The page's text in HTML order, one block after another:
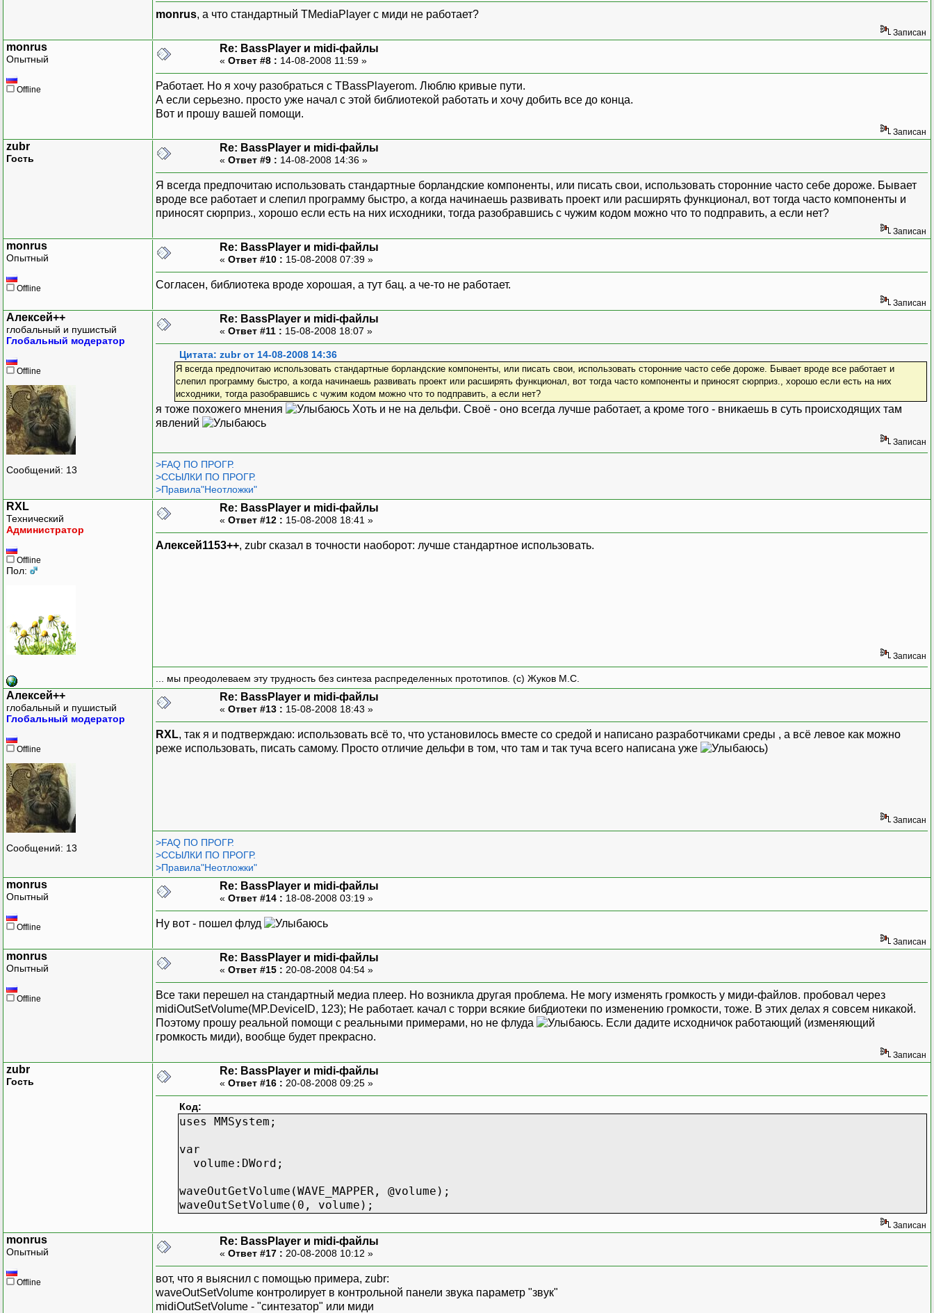
monrus, а что стандартный TMediaPlayer с миди не работает?
Записан
monrus
Опытный
Offline
Re: BassPlayer и midi-файлы
« Ответ #8 : 14-08-2008 11:59 »
Работает. Но я хочу разобраться с TBassPlayerom. Люблю кривые пути.
А если серьезно. просто уже начал с этой библиотекой работать и хочу добить все до конца.
Вот и прошу вашей помощи.
Записан
zubr
Гость
Re: BassPlayer и midi-файлы
« Ответ #9 : 14-08-2008 14:36 »
Я всегда предпочитаю использовать стандартные борландские компоненты, или писать свои, использовать сторонние часто себе дороже. Бывает
вроде все работает и слепил программу быстро, а когда начинаешь развивать проект или расширять функционал, вот тогда часто компоненты и
приносят сюрприз., хорошо если есть на них исходники, тогда разобравшись с чужим кодом можно что то подправить, а если нет?
Записан
monrus
Опытный
Offline
Re: BassPlayer и midi-файлы
« Ответ #10 : 15-08-2008 07:39 »
Согласен, библиотека вроде хорошая, а тут бац. а че-то не работает.
Записан
Алексей++
глобальный и пушистый
Глобальный модератор
Offline
Сообщений: 13
Re: BassPlayer и midi-файлы
« Ответ #11 : 15-08-2008 18:07 »
Цитата: zubr от 14-08-2008 14:36
Я всегда предпочитаю использовать стандартные борландские компоненты, или писать свои, использовать сторонние часто себе дороже. Бывает вроде все работает и
слепил программу быстро, а когда начинаешь развивать проект или расширять функционал, вот тогда часто компоненты и приносят сюрприз., хорошо если есть на них
исходники, тогда разобравшись с чужим кодом можно что то подправить, а если нет?
я тоже похожего мнения
Хоть и не на дельфи. Своё - оно всегда лучше работает, а кроме того - вникаешь в суть происходящих там
явлений
Записан
>FAQ ПО ПРОГР.
>ССЫЛКИ ПО ПРОГР.
>Правила"Неотложки"
RXL
Технический
Администратор
Offline
Пол:
Re: BassPlayer и midi-файлы
« Ответ #12 : 15-08-2008 18:41 »
Алексей1153++, zubr сказал в точности наоборот: лучше стандартное использовать.
Записан
... мы преодолеваем эту трудность без синтеза распределенных прототипов. (с) Жуков М.С.
Алексей++
глобальный и пушистый
Глобальный модератор
Offline
Сообщений: 13
Re: BassPlayer и midi-файлы
« Ответ #13 : 15-08-2008 18:43 »
RXL, так я и подтверждаю: использовать всё то, что установилось вместе со средой и написано разработчиками среды , а всё левое как можно
реже использовать, писать самому. Просто отличие дельфи в том, что там и так туча всего написана уже
)
Записан
>FAQ ПО ПРОГР.
>ССЫЛКИ ПО ПРОГР.
>Правила"Неотложки"
monrus
Опытный
Offline
Re: BassPlayer и midi-файлы
« Ответ #14 : 18-08-2008 03:19 »
Ну вот - пошел флуд
Записан
monrus
Опытный
Offline
Re: BassPlayer и midi-файлы
« Ответ #15 : 20-08-2008 04:54 »
Все таки перешел на стандартный медиа плеер. Но возникла другая проблема. Не могу изменять громкость у миди-файлов. пробовал через
midiOutSetVolume(MP.DeviceID, 123); Не работает. качал с торри всякие бибдиотеки по изменению громкости, тоже. В этих делах я совсем никакой.
Поэтому прошу реальной помощи с реальными примерами, но не флуда
. Если дадите исходничок работающий (изменяющий
громкость миди), вообще будет прекрасно.
Записан
zubr
Гость
Re: BassPlayer и midi-файлы
« Ответ #16 : 20-08-2008 09:25 »
Код:
uses MMSystem;
var
volume:DWord;
waveOutGetVolume(WAVE_MAPPER, @volume);
waveOutSetVolume(0, volume);
Записан
monrus
Опытный
Offline
Re: BassPlayer и midi-файлы
« Ответ #17 : 20-08-2008 10:12 »
вот, что я выяснил с помощью примера, zubr:
waveOutSetVolume контролирует в контрольной панели звука параметр "звук"
midiOutSetVolume - "синтезатор" или миди